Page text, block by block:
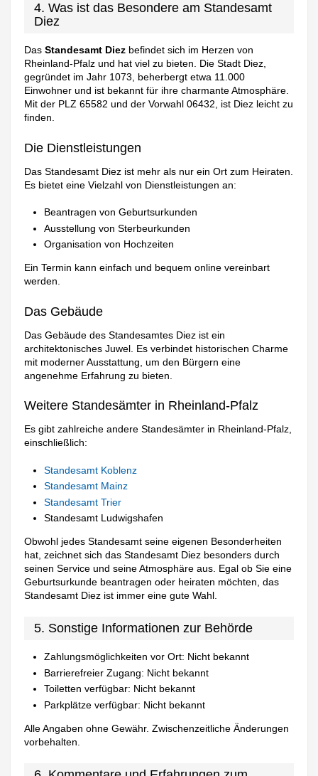
4. Was ist das Besondere am Standesamt
Diez
DasStandesamt Diez befindet sich im Herzen von
Rheinland-Pfalz und hat viel zu bieten. Die Stadt Diez,
gegründet im Jahr 1073, beherbergt etwa 11.000
Einwohner und ist bekannt für ihre charmante Atmosphäre.
Mit der PLZ 65582 und der Vorwahl 06432, ist Diez leicht zu
finden.
Die Dienstleistungen
Das Standesamt Diez ist mehr als nur ein Ort zum Heiraten.
Es bietet eine Vielzahl von Dienstleistungen an:
Beantragen von Geburtsurkunden
Ausstellung von Sterbeurkunden
Organisation von Hochzeiten
Ein Termin kann einfach und bequem online vereinbart
werden.
Das Gebäude
Das Gebäude des Standesamtes Diez ist ein
architektonisches Juwel. Es verbindet historischen Charme
mit moderner Ausstattung, um den Bürgern eine
angenehme Erfahrung zu bieten.
Weitere Standesämter in Rheinland-Pfalz
Es gibt zahlreiche andere Standesämter in Rheinland-Pfalz,
einschließlich:
Standesamt Koblenz
Standesamt Mainz
Standesamt Trier
Standesamt Ludwigshafen
Obwohl jedes Standesamt seine eigenen Besonderheiten
hat, zeichnet sich das Standesamt Diez besonders durch
seinen Service und seine Atmosphäre aus. Egal ob Sie eine
Geburtsurkunde beantragen oder heiraten möchten, das
Standesamt Diez ist immer eine gute Wahl.
5. Sonstige Informationen zur Behörde
Zahlungsmöglichkeiten vor Ort: Nicht bekannt
Barrierefreier Zugang: Nicht bekannt
Toiletten verfügbar: Nicht bekannt
Parkplätze verfügbar: Nicht bekannt
Alle Angaben ohne Gewähr. Zwischenzeitliche Änderungen
vorbehalten.